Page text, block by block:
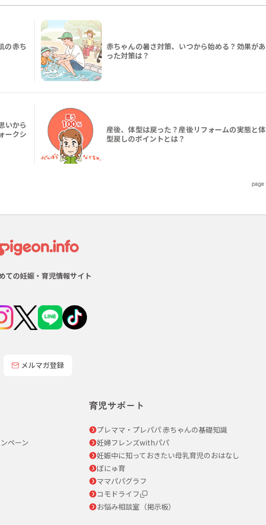
の赤ち
赤ちゃんの暑さ対策、いつから始める？効果があ
った対策は？
いから
ークシ
産後、体型は戻った？産後リフォームの実態と体
型戻しのポイントとは？
ての妊娠・育児情報サイト
メルマガ登録
ペーン
育児サポート
プレママ・プレパパ 赤ちゃんの基礎知識
妊婦フレンズwithパパ
妊娠中に知っておきたい母乳育児のおはなし
ぼにゅ育
ママパパグラフ
コモドライフ
お悩み相談室（掲示板）